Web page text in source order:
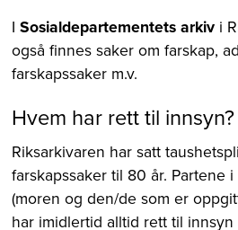
ISosialdepartementets arkiv i
også finnes saker om farskap,
farskapssaker m.v.
Hvem har rett til innsyn?
Riksarkivaren har satt
farskapssaker til 80 år. Partene
(moren og den/de som er
har imidlertid alltid rett til